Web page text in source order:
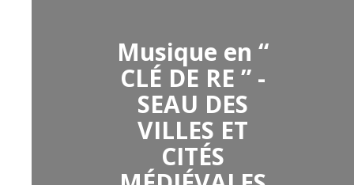
Musique en “
CLÉ DE RE ” -
SEAU DES
VILLES ET
CITÉS